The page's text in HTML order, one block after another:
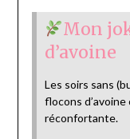
Mon
d’avoine
Les soirs sans
flocons
réconfortante.